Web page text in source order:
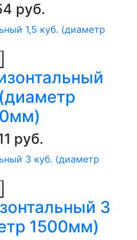
руб.
руб.
3
1500мм)